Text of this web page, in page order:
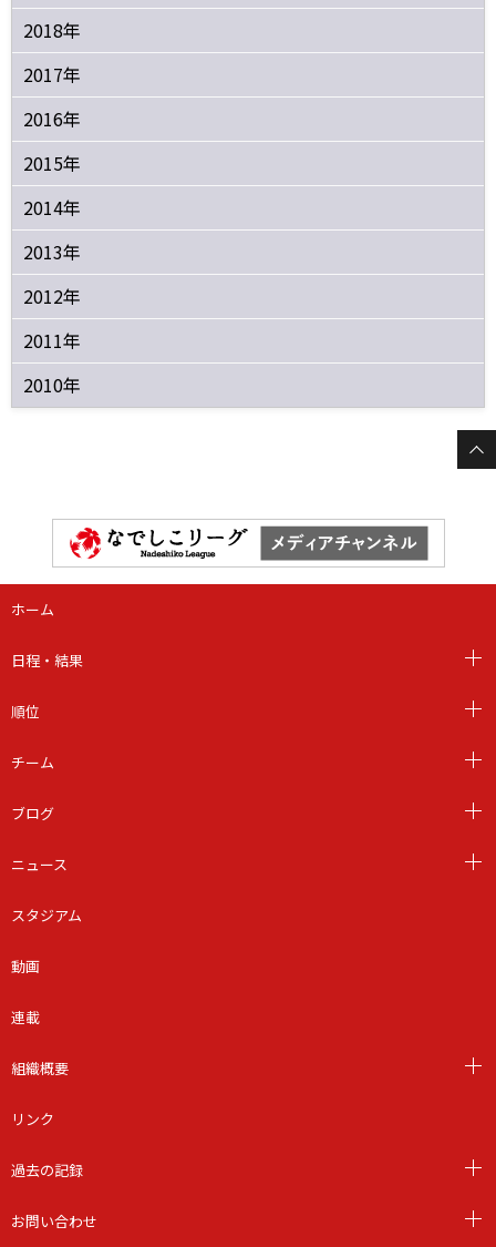
2018年
2017年
2016年
2015年
2014年
2013年
2012年
2011年
2010年
ホーム
日程・結果
順位
チーム
ブログ
ニュース
スタジアム
動画
連載
組織概要
リンク
過去の記録
お問い合わせ